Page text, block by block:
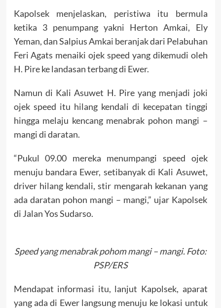
Kapolsek menjelaskan, peristiwa itu bermula
ketika 3 penumpang yakni Herton Amkai, Ely
Yeman, dan Salpius Amkai beranjak dari Pelabuhan
Feri Agats menaiki ojek speed yang dikemudi oleh
H. Pire ke landasan terbang di Ewer.
Namun di Kali Asuwet H. Pire yang menjadi joki
ojek speed itu hilang kendali di kecepatan tinggi
hingga melaju kencang menabrak pohon mangi –
mangi di daratan.
“Pukul 09.00 mereka menumpangi speed ojek
menuju bandara Ewer, setibanyak di Kali Asuwet,
driver hilang kendali, stir mengarah kekanan yang
ada daratan pohon mangi – mangi,” ujar Kapolsek
di Jalan Yos Sudarso.
Speed yang menabrak pohom mangi – mangi. Foto:
PSP/ERS
Mendapat informasi itu, lanjut Kapolsek, aparat
yang ada di Ewer langsung menuju ke lokasi untuk